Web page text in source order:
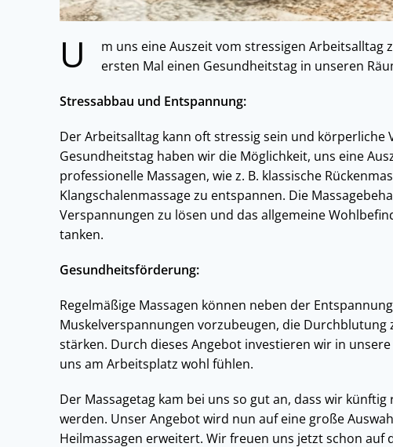
U
m uns eine Auszeit vom stressigen
ersten Mal einen Gesundheitstag in unseren
Stressabbau und Entspannung:
Der Arbeitsalltag kann oft stressig sein und
Gesundheitstag haben wir die Möglichkeit, uns eine
professionelle Massagen, wie z. B. klassische
Klangschalenmassage zu entspannen. Die
Verspannungen zu lösen und das allgemeine
tanken.
Gesundheitsförderung:
Regelmäßige Massagen können neben der
Muskelverspannungen vorzubeugen, die
stärken. Durch dieses Angebot investieren wir in
uns am Arbeitsplatz wohl fühlen.
Der Massagetag kam bei uns so gut an, dass wir
werden. Unser Angebot wird nun auf eine große
Heilmassagen erweitert. Wir freuen uns jetzt schon auf